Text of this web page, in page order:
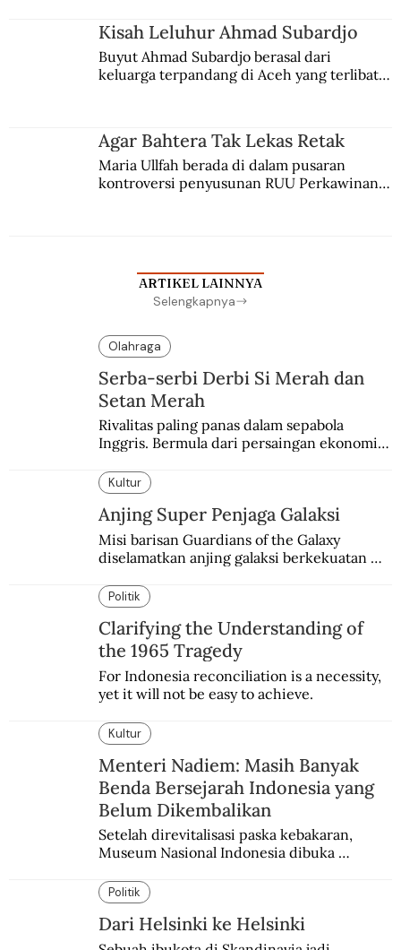
Kisah Leluhur Ahmad Subardjo
Buyut Ahmad Subardjo berasal dari
keluarga terpandang di Aceh yang terlibat
Agar Bahtera Tak Lekas Retak
Maria Ullfah berada di dalam pusaran
kontroversi penyusunan RUU Perkawinan.
ARTIKEL LAINNYA
Selengkapnya
Olahraga
Serba-serbi Derbi Si Merah dan
Setan Merah
Rivalitas paling panas dalam sepabola
Inggris. Bermula dari persaingan ekonomi
Kultur
Anjing Super Penjaga Galaksi
Misi barisan Guardians of the Galaxy
diselamatkan anjing galaksi berkekuatan
si martir antariksa Soviet.
Politik
Clarifying the Understanding of
the 1965 Tragedy
For Indonesia reconciliation is a necessity,
yet it will not be easy to achieve.
Kultur
Menteri Nadiem: Masih Banyak
Benda Bersejarah Indonesia yang
Belum Dikembalikan
Setelah direvitalisasi paska kebakaran,
Museum Nasional Indonesia dibuka
Pameran Repatriasi 2024.
Politik
Dari Helsinki ke Helsinki